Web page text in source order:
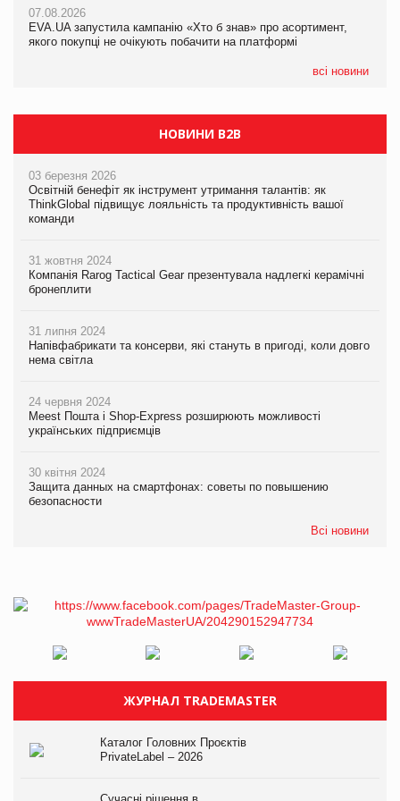
07.08.2026
EVA.UA запустила кампанію «Хто б знав» про асортимент,
якого покупці не очікують побачити на платформі
всі новини
05.08.2026
Мережа супермаркетів VARUS купує мережу магазинів
НОВИНИ B2B
03 березня 2026
Освітній бенефіт як інструмент утримання талантів: як
ThinkGlobal підвищує лояльність та продуктивність вашої
команди
31 жовтня 2024
Компанія Rarog Tactical Gear презентувала надлегкі керамічні
бронеплити
31 липня 2024
Напівфабрикати та консерви, які стануть в пригоді, коли довго
нема світла
24 червня 2024
Meest Пошта і Shop-Express розширюють можливості
українських підприємців
30 квітня 2024
Защита данных на смартфонах: советы по повышению
безопасности
Всі новини
ЖУРНАЛ TRADEMASTER
Каталог Головних Проєктів
PrivateLabel – 2026